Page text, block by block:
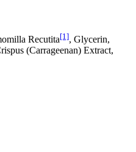
Recutita[1], Glycerin,
(Carrageenan) Extract,